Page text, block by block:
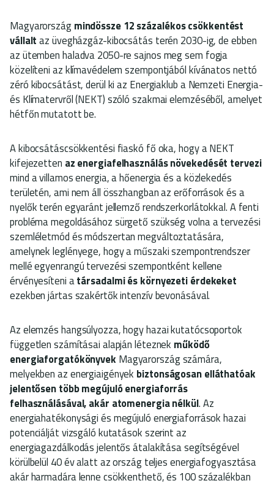
Magyarország mindössze 12 százalékos csökkentést
vállalt az üvegházgáz-kibocsátás terén 2030-ig, de ebben
az ütemben haladva 2050-re sajnos meg sem fogja
közelíteni az klímavédelem szempontjából kívánatos nettó
zéró kibocsátást, derül ki az Energiaklub a Nemzeti Energia-
és Klímatervről (NEKT) szóló szakmai elemzéséből, amelyet
hétfőn mutatott be.
A kibocsátáscsökkentési fiaskó fő oka, hogy a NEKT
kifejezetten az energiafelhasználás növekedését tervezi
mind a villamos energia, a hőenergia és a közlekedés
területén, ami nem áll összhangban az erőforrások és a
nyelők terén egyaránt jellemző rendszerkorlátokkal. A fenti
probléma megoldásához sürgető szükség volna a tervezési
szemléletmód és módszertan megváltoztatására,
amelynek leglényege, hogy a műszaki szempontrendszer
mellé egyenrangú tervezési szempontként kellene
érvényesíteni atársadalmi és környezeti érdekeket
ezekben jártas szakértők intenzív bevonásával.
Az elemzés hangsúlyozza, hogy hazai kutatócsoportok
független számításai alapján léteznek működő
energiaforgatókönyvekMagyarország számára,
melyekben az energiaigények biztonságosan elláthatóak
jelentősen több megújuló energiaforrás
felhasználásával, akár atomenergia nélkül. Az
energiahatékonysági és megújuló energiaforrások hazai
potenciálját vizsgáló kutatások szerint az
energiagazdálkodás jelentős átalakítása segítségével
körülbelül 40 év alatt az ország teljes energiafogyasztása
akár harmadára lenne csökkenthető, és 100 százalékban